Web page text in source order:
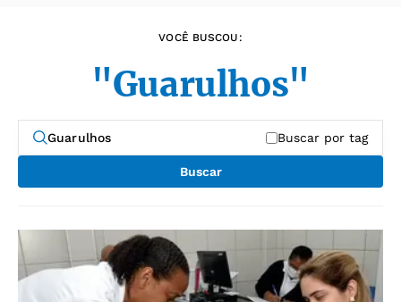
VOCÊ BUSCOU:
"Guarulhos"
Buscar por tag
Buscar